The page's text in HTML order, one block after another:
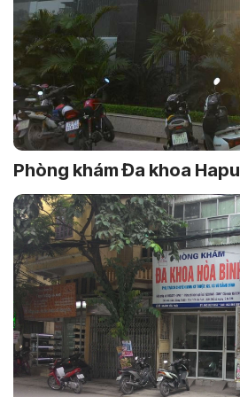
Phòng khám Đa khoa Hapu